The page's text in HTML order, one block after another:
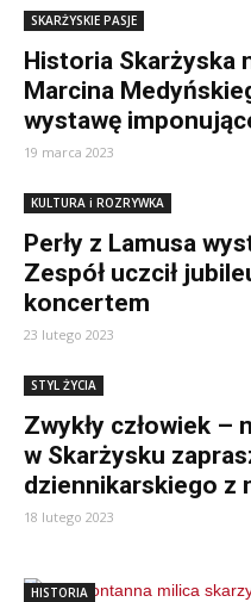
SKARŻYSKIE PASJE
Historia Skarżyska
Marcina
wystawę
19 marca 2023
KULTURA i ROZRYWKA
Perły z Lamusa
Zespół uczcił
koncertem
23 lutego 2023
STYL ŻYCIA
Zwykły człowiek –
w Skarżysku
dziennikarskiego z
18 lutego 2023
HISTORIA